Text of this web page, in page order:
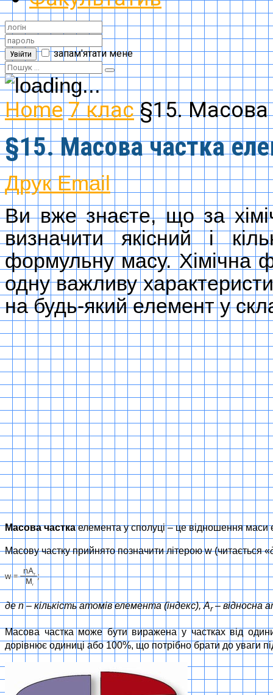
Увійти запам'ятати мене
Home 7 клас §15. Масова
§15. Масова частка
Друк Email
Ви вже знаєте, що за
визначити якісний і
формульну масу. Хімічна
одну важливу
на будь-який елемент у
Масова часткаелемента у сполуці – це відношення маси
Масову частку прийнято позначити літерою w (читається «
де n – кількість атомів елемента (індекс), Ar– відносна
Масова частка може бути виражена у частках від
дорівнює одиниці або 100%, що потрібно брати до уваги